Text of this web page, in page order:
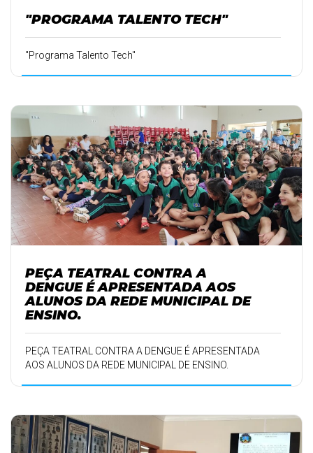
"PROGRAMA TALENTO TECH"
"Programa Talento Tech"
PEÇA TEATRAL CONTRA A
DENGUE É APRESENTADA AOS
ALUNOS DA REDE MUNICIPAL DE
ENSINO.
PEÇA TEATRAL CONTRA A DENGUE É APRESENTADA
AOS ALUNOS DA REDE MUNICIPAL DE ENSINO.